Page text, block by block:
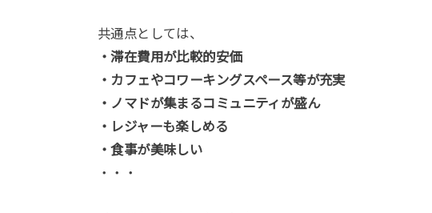
共通点としては、
・滞在費用が比較的安価
・カフェやコワーキングスペース等が充実
・ノマドが集まるコミュニティが盛ん
・レジャーも楽しめる
・食事が美味しい
・・・